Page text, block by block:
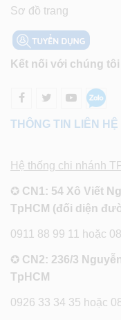
Sơ đồ trang
Kết nối với chúng tôi
THÔNG TIN LIÊN HỆ
Hệ thống chi nhánh
✪ CN1: 54 Xô Viết
TpHCM (đối diện
0911 88 99 11 hoặc
✪ CN2: 236/3
TpHCM
0926 33 34 35 hoặc